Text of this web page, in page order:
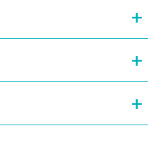
+
+
+